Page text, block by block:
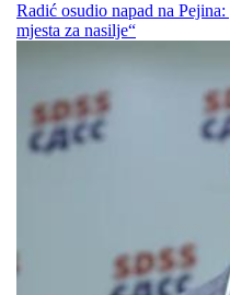
Radić osudio napad na
mjesta za nasilje“